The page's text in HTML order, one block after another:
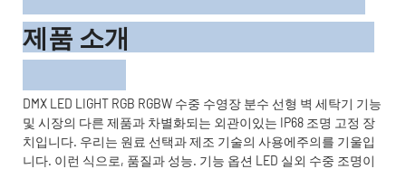
제품 소개
DMX LED LIGHT RGB RGBW 수중 수영장 분수 선형 벽 세탁기 기능
및 시장의 다른 제품과 차별화되는 외관이있는 IP68 조명 고정 장
치입니다. 우리는 원료 선택과 제조 기술의 사용에주의를 기울입
니다. 이런 식으로, 품질과 성능. 기능 옵션 LED 실외 수중 조명이